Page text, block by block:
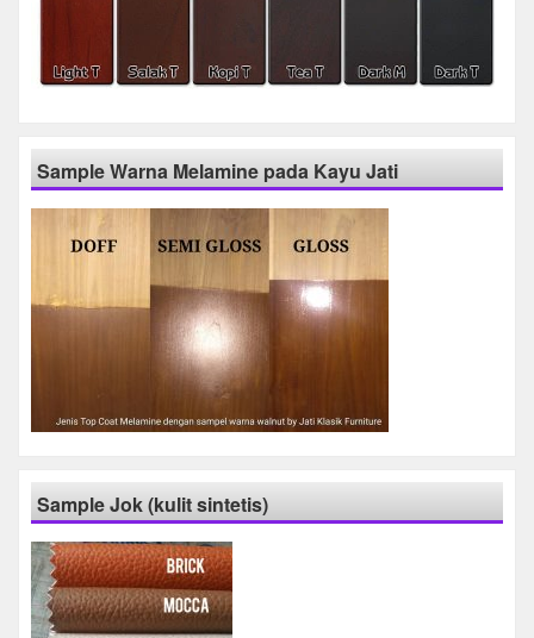
Sample Warna Melamine pada Kayu Jati
Sample Jok (kulit sintetis)